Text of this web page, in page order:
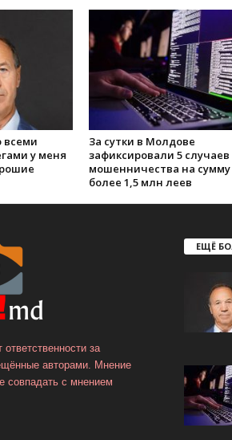
всеми
у меня
За сутки в Молдове
зафиксировали 5 случаев
мошенничества на сумму
более 1,5 млн леев
ответственности за
авторами. Мнение
совпадать с мнением
ЕЩЁ